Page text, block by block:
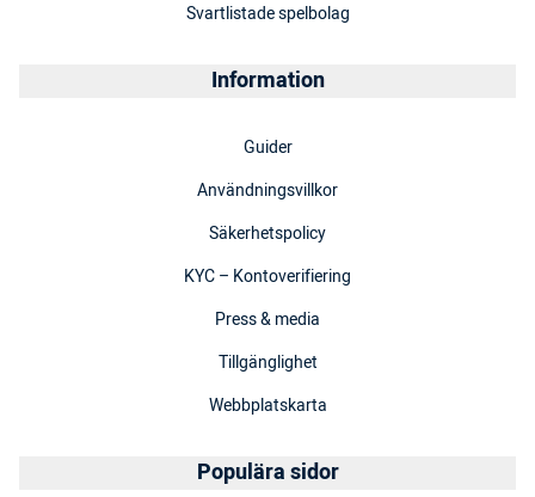
Svartlistade spelbolag
Information
Guider
Användningsvillkor
Säkerhetspolicy
KYC – Kontoverifiering
Press & media
Tillgänglighet
Webbplatskarta
Populära sidor